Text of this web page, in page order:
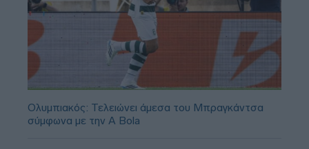
Ολυμπιακός: Τελειώνει άμεσα του Μπραγκάντσα
σύμφωνα με την A Bola